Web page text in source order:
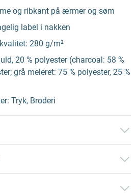
og ribkant på ærmer og søm
label i nakken
280 g/m²
20 % polyester (charcoal: 58 %
grå meleret: 75 % polyester, 25 %
Tryk, Broderi